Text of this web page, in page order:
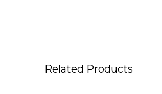
Related Products